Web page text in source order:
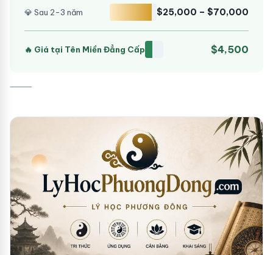
💎 Sau 2-3 năm $25,000 – $70,000
🔥 Giá tại Tên Miền Đẳng Cấp $4,500
⸻